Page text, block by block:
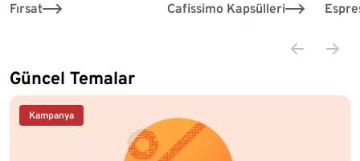
Fırsat Cafissimo Kapsülleri
Güncel Temalar
Kampanya